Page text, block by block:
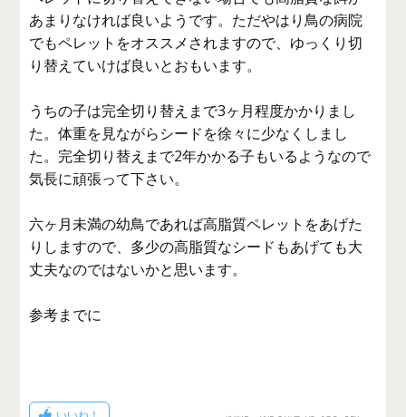
あまりなければ良いようです。ただやはり鳥の病院
でもペレットをオススメされますので、ゆっくり切
り替えていけば良いとおもいます。
うちの子は完全切り替えまで3ヶ月程度かかりまし
た。体重を見ながらシードを徐々に少なくしまし
た。完全切り替えまで2年かかる子もいるようなので
気長に頑張って下さい。
六ヶ月未満の幼鳥であれば高脂質ペレットをあげた
りしますので、多少の高脂質なシードもあげても大
丈夫なのではないかと思います。
参考までに